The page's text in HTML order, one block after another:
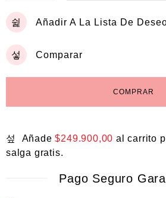
Añadir A La Lista De
Comparar
COMPRAR
Añade$249.900,00 al carrito
salga gratis.
Pago Seguro